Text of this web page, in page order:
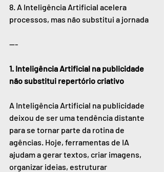
8. A Inteligência Artificial acelera
processos, mas não substitui a jornada
—-
1. Inteligência Artificial na publicidade
não substitui repertório criativo
A Inteligência Artificial na publicidade
deixou de ser uma tendência distante
para se tornar parte da rotina de
agências. Hoje, ferramentas de IA
ajudam a gerar textos, criar imagens,
organizar ideias, estruturar